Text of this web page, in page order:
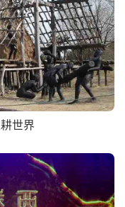
世界